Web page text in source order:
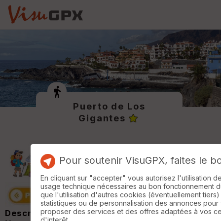
Puerto de Los
Gigantes
Description :
Pour soutenir VisuGPX, faites le
En cliquant sur "accepter" vous autorisez l'utilisation
usage technique nécessaires au bon fonctionnement
que l'utilisation d'autres cookies (éventuellement
statistiques ou de personnalisation des annonces pour
proposer des services et des offres adaptées à vos